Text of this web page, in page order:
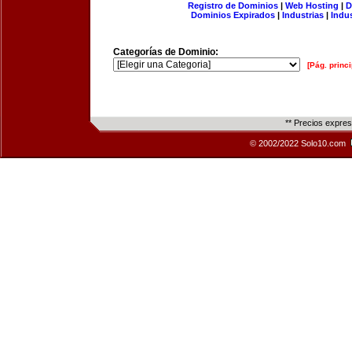
Registro de Dominios| Web Hosting |
Dominios Expirados | Industrias |
Categorías de Dominio:
[Pág.
** Precios
© 2002/2022 Solo10.com